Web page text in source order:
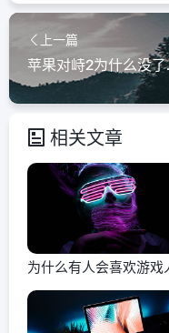
上一篇
苹果
相关文章
为什么有人会喜欢游戏